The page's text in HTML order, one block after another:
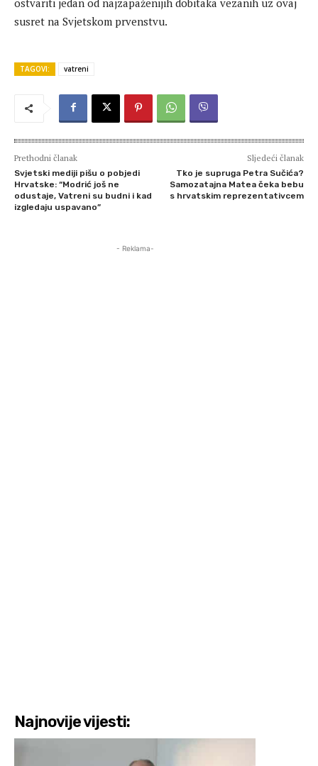
susret na Svjetskom prvenstvu.
TAGOVI: vatreni
Prethodni članak
Svjetski mediji pišu o pobjedi
Hrvatske: “Modrić još ne
odustaje, Vatreni su budni i kad
izgledaju uspavano”
Sljedeći članak
Tko je supruga Petra Sučića?
Samozatajna Matea čeka bebu
s hrvatskim reprezentativcem
- Reklama-
Najnovije vijesti: